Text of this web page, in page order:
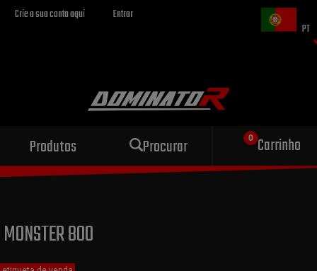
Crie a sua conta aqui
Entrar
PT
Produtos Procurar Carrinho
Escape esportivo
para sua motocicleta
MONSTER 800